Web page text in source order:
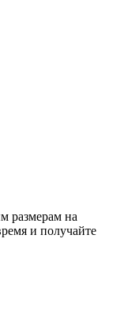
размерам на
и получайте